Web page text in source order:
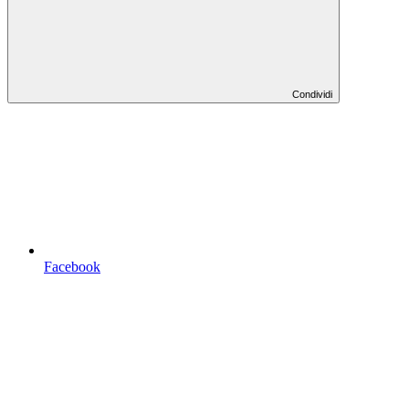
Condividi
Facebook